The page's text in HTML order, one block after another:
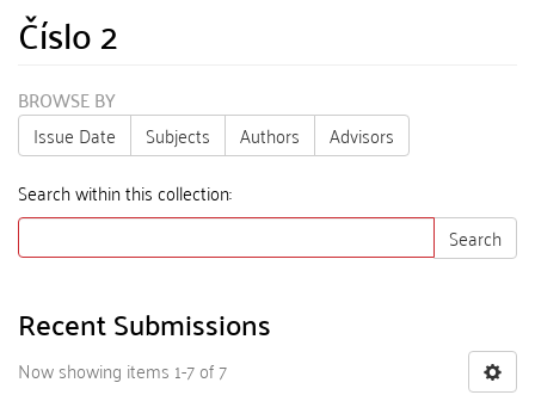
Číslo 2
BROWSE BY
Issue Date
Subjects Authors
Advisors
Search within this collection:
Search
Recent Submissions
Now showing items 1-7 of 7